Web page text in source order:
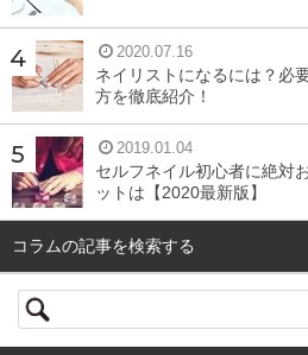
2020.07.16
ネイリストになるには？必
方を徹底紹介！
2019.01.04
セルフネイル初心者に絶対
ットは【2020最新版】
コラムの記事を検索する